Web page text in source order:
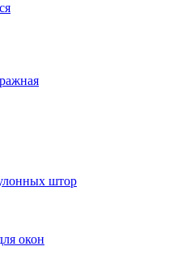
штор
окон